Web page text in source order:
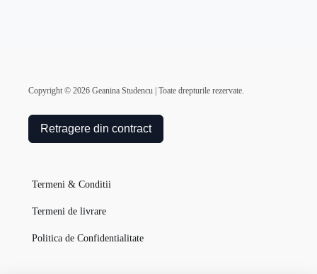
Copyright © 2026 Geanina Studencu | Toate drepturile rezervate.
Retragere din contract
Termeni & Conditii
Termeni de livrare
Politica de Confidentialitate